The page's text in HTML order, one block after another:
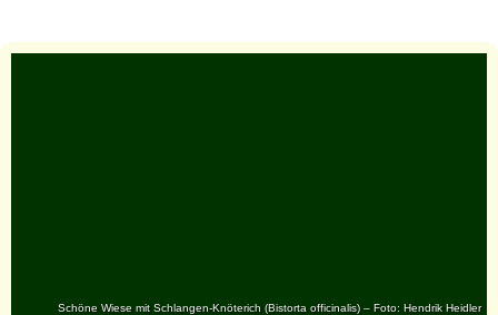
Schöne Wiese mit Schlangen-Knöterich (Bistorta officinalis) – Foto: Hendrik Heidler